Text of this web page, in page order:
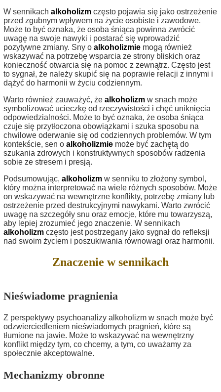
W sennikach alkoholizm często pojawia się jako ostrzeżenie
przed zgubnym wpływem na życie osobiste i zawodowe.
Może to być oznaka, że osoba śniąca powinna zwrócić
uwagę na swoje nawyki i postarać się wprowadzić
pozytywne zmiany. Sny o alkoholizmie mogą również
wskazywać na potrzebę wsparcia ze strony bliskich oraz
konieczność otwarcia się na pomoc z zewnątrz. Często jest
to sygnał, że należy skupić się na poprawie relacji z innymi i
dążyć do harmonii w życiu codziennym.
Warto również zauważyć, że alkoholizm w snach może
symbolizować ucieczkę od rzeczywistości i chęć uniknięcia
odpowiedzialności. Może to być oznaka, że osoba śniąca
czuje się przytłoczona obowiązkami i szuka sposobu na
chwilowe oderwanie się od codziennych problemów. W tym
kontekście, sen o alkoholizmie może być zachętą do
szukania zdrowych i konstruktywnych sposobów radzenia
sobie ze stresem i presją.
Podsumowując, alkoholizm w senniku to złożony symbol,
który można interpretować na wiele różnych sposobów. Może
on wskazywać na wewnętrzne konflikty, potrzebę zmiany lub
ostrzeżenie przed destrukcyjnymi nawykami. Warto zwrócić
uwagę na szczegóły snu oraz emocje, które mu towarzyszą,
aby lepiej zrozumieć jego znaczenie. W sennikach
alkoholizm często jest postrzegany jako sygnał do refleksji
nad swoim życiem i poszukiwania równowagi oraz harmonii.
Znaczenie w sennikach
Nieświadome pragnienia
Z perspektywy psychoanalizy alkoholizm w snach może być
odzwierciedleniem nieświadomych pragnień, które są
tłumione na jawie. Może to wskazywać na wewnętrzny
konflikt między tym, co chcemy, a tym, co uważamy za
społecznie akceptowalne.
Mechanizmy obronne